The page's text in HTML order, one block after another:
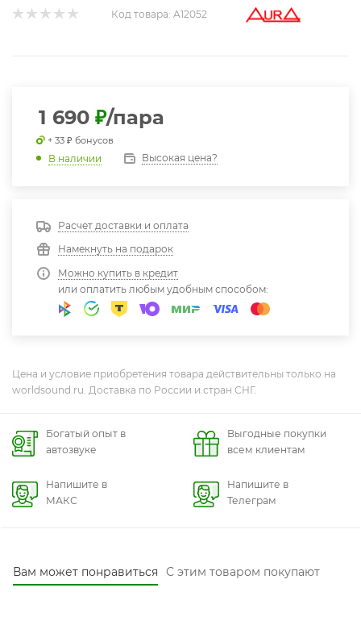
Код товара: A12052
1 690 ₽/пара
+ 33 ₽ бонусов
В наличии Высокая цена?
Расчет доставки и оплата
Намекнуть на подарок
Можно купить в кредит
или оплатить любым удобным способом:
Цена и условие приобретения товара действительны только на
worldsound.ru. Доставка по России и стран СНГ.
Богатый опыт в
автозвуке
Выгодные покупки
всем клиентам
Напишите в
МАКС
Напишите в
Телеграм
Вам может понравиться С этим товаром покупают